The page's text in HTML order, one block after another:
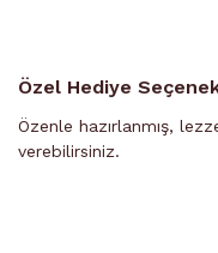
Özel Hediye
Özenle hazırlanmış,
verebilirsiniz.